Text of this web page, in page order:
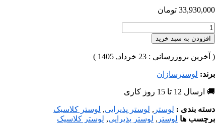
33,930,000 تومان
افزودن به سبد خرید
( آخرین بروزرسانی : 23 خرداد, 1405 )
برند: لوسترسازان
🚚 ارسال 12 تا 15 روز کاری
دسته بندی : لوستر , لوستر پذیرایی, لوستر کلاسیک
برچسب ها لوستر , لوستر پذیرایی, لوستر کلاسیک